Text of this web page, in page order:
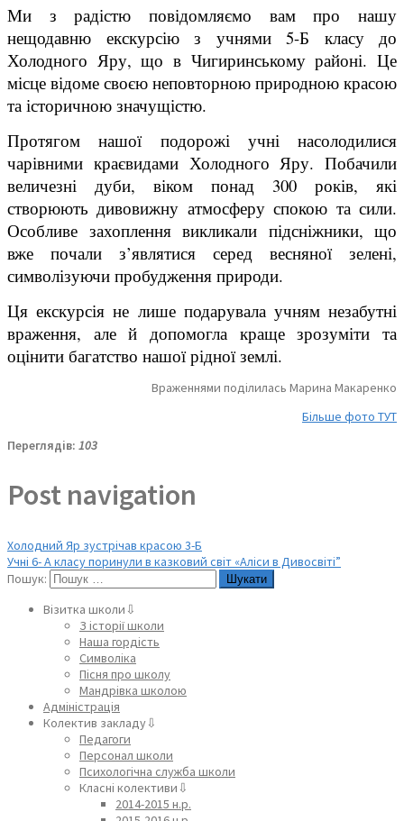
Ми з радістю повідомляємо вам про нашу
нещодавню екскурсію з учнями 5-Б класу до
Холодного Яру, що в Чигиринському районі. Це
місце відоме своєю неповторною природною красою
та історичною значущістю.
Протягом нашої подорожі учні насолодилися
чарівними краєвидами Холодного Яру. Побачили
величезні дуби, віком понад 300 років, які
створюють дивовижну атмосферу спокою та сили.
Особливе захоплення викликали підсніжники, що
вже почали з’являтися серед весняної зелені,
символізуючи пробудження природи.
Ця екскурсія не лише подарувала учням незабутні
враження, але й допомогла краще зрозуміти та
оцінити багатство нашої рідної землі.
Враженнями поділилась Марина Макаренко
Більше фото ТУТ
Переглядів: 103
Post navigation
Холодний Яр зустрічав красою 3-Б
Учні 6- А класу поринули в казковий світ «Аліси в Дивосвіті”
Пошук:
Візитка школи⇩
З історії школи
Наша гордість
Символіка
Пісня про школу
Мандрівка школою
Адміністрація
Колектив закладу⇩
Педагоги
Персонал школи
Психологічна служба школи
Класні колективи⇩
2014-2015 н.р.